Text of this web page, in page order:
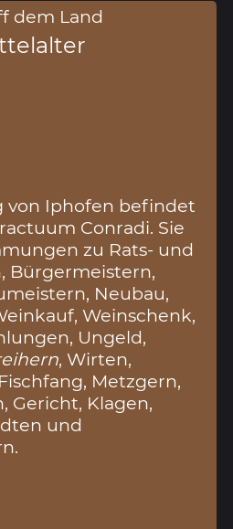
dem Land
von Iphofen befindet
Conradi. Sie
zu Rats- und
Bürgermeistern,
Neubau,
Weinschenk,
Ungeld,
, Wirten,
Metzgern,
Gericht, Klagen,
und